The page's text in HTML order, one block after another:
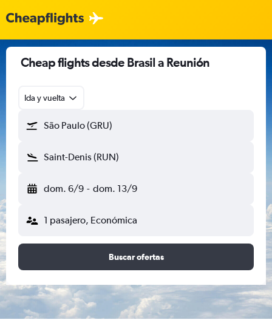
Cheap flights desde Brasil a Reunión
Ida y vuelta
São Paulo (GRU)
Saint-Denis (RUN)
dom. 6/9 - dom. 13/9
1 pasajero, Económica
Buscar ofertas